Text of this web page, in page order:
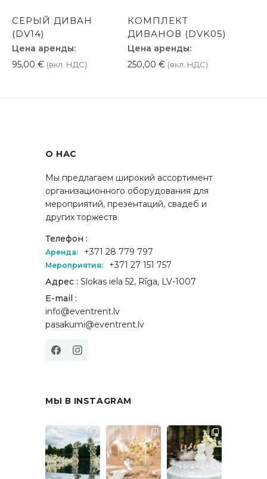
СЕРЫЙ ДИВАН
(DV14)
Цена аренды:
95,00 € (вкл. НДС)
КОМПЛЕКТ
ДИВАНОВ (DVK05)
Цена аренды:
250,00 € (вкл. НДС)
О НАС
Мы предлагаем широкий ассортимент
организационного оборудования для
мероприятий, презентаций, свадеб и
других торжеств.
Телефон :
Аренда: +371 28 779 797
Мероприятия:
+371 27 151 757
Адрес : Slokas iela 52, Rīga, LV-1007
E-mail :
info@eventrent.lv
pasakumi@eventrent.lv
МЫ В INSTAGRAM